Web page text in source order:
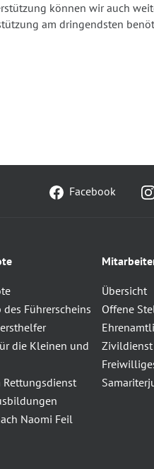
können wir auch
am dringendsten
Facebook
Führerscheins
die Kleinen und
Naomi Feil
Übersicht
Offene